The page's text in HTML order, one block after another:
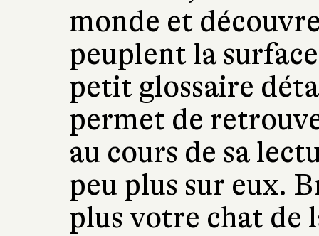
monde et
peuplent la
petit glossaire
permet de
au cours de sa
peu plus sur eux.
plus votre chat de